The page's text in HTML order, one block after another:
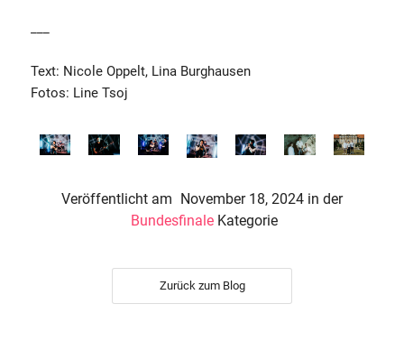
Text: Nicole Oppelt, Lina Burghausen
Fotos: Line Tsoj
Veröffentlicht am November 18, 2024 in der
Bundesfinale Kategorie
Zurück zum Blog